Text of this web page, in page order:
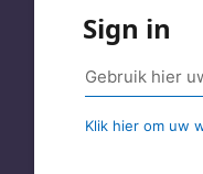
Sign in
Klik hier om uw